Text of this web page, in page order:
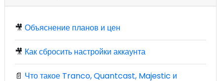
🎥 Объяснение планов и цен
🎥 Как сбросить настройки аккаунта
📄 Что такое Tranco, Quantcast, Majestic и